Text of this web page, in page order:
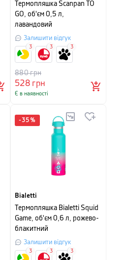
Термопляшка Scanpan TO
GO, об'єм 0,5 л,
лавандовий
Залишити відгук
528грн
880грн
Є в наявності
3 3 3
-35 %
Bialetti
Термопляшка Bialetti Squid
Game, об'єм 0,6 л, рожево-
блакитний
Залишити відгук
3 3 3